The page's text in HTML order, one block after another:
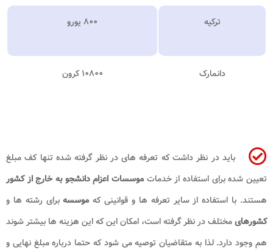
ترکیه ۸۰۰ یورو
دانمارک ۱۰۸۰۰ کرون
باید در نظر داشت که تعرفه های در نظر گرفته شده تنها کف مبلغ
تعیین شده برای استفاده از خدمات موسسات اعزام دانشجو به خارج از کشور
هستند. با استفاده از سایر تعرفه ها و قوانینی که موسسهبرای رشته ها و
کشورهایمختلف در نظر گرفته است، امکان این که این هزینه ها بیشتر شوند
هم وجود دارد. لذا به متقاضیان توصیه می شود که حتما درباره مبلغ نهایی و